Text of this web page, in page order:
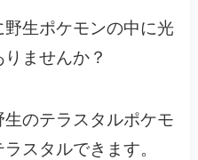
野生ポケモンの中に光
ませんか？
のテラスタルポケモ
スタルできます。